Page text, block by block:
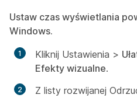
Ustaw czas wyświetlania
Windows.
Kliknij Ustawienia >
Efekty wizualne.
Z listy rozwijanej